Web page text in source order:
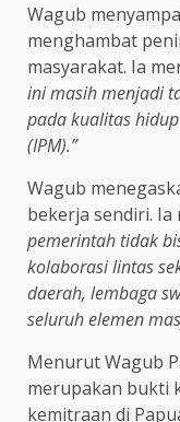
Wagub
menghambat
masyarakat. Ia
ini masih menjadi
pada kualitas
(IPM).”
Wagub
bekerja sendiri. Ia
pemerintah tidak
kolaborasi lintas
daerah, lembaga
seluruh elemen
Menurut Wagub
merupakan bukti
kemitraan di